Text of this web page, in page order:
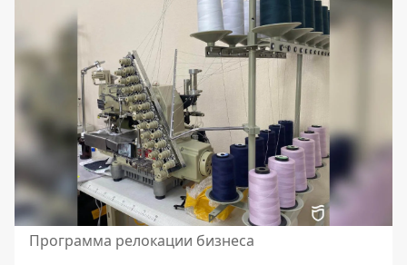
Программа релокации бизнеса